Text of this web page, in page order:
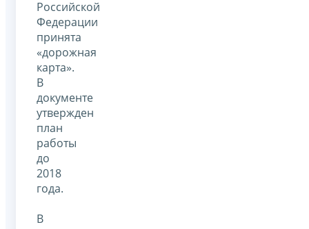
Российской
Федерации
принята
«дорожная
карта».
В
документе
утвержден
план
работы
до
2018
года.
В